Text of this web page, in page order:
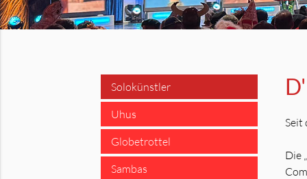
Seit
Die
Solokünstler
Uhus
Globetrottel
Sambas